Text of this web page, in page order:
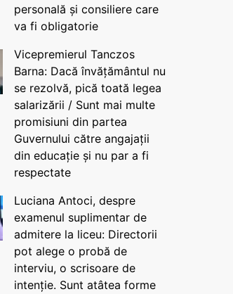
personală și consiliere care
va fi obligatorie
Vicepremierul Tanczos
Barna: Dacă învățământul nu
se rezolvă, pică toată legea
salarizării / Sunt mai multe
promisiuni din partea
Guvernului către angajații
din educație și nu par a fi
respectate
Luciana Antoci, despre
examenul suplimentar de
admitere la liceu: Directorii
pot alege o probă de
interviu, o scrisoare de
intenție. Sunt atâtea forme